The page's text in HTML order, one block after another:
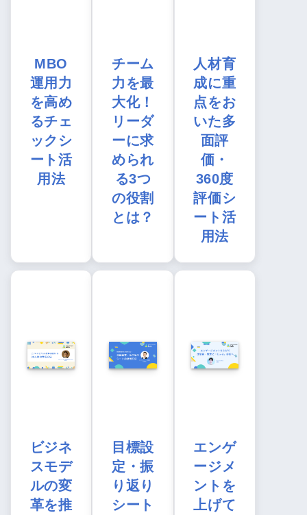
MBO
運用力
を高め
るチェ
ックシ
ート活
用法
チーム
力を最
大化！
リーダ
ーに求
められ
る3つ
の役割
とは？
人材育
成に重
点をお
いた多
面評
価・
360度
評価シ
ート活
用法
ビジネ
スモデ
ルの変
革を推
目標設
定・振
り返り
シート
エンゲ
ージメ
ントを
上げて